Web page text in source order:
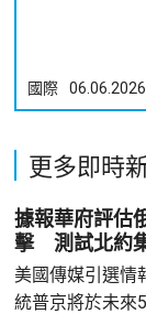
國際 06.06.2026
更多即時
據報華府評估
擊 測試北約
美國傳媒引選情
統普京將於未來